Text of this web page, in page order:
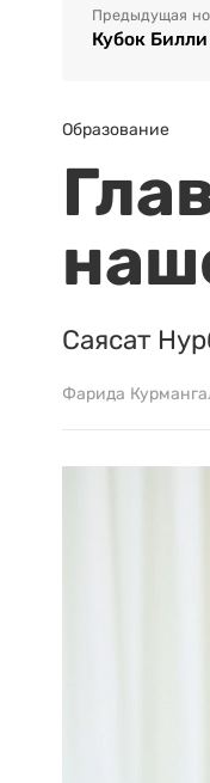
Предыдущая
Кубок
Образование
Саясат
Фарида